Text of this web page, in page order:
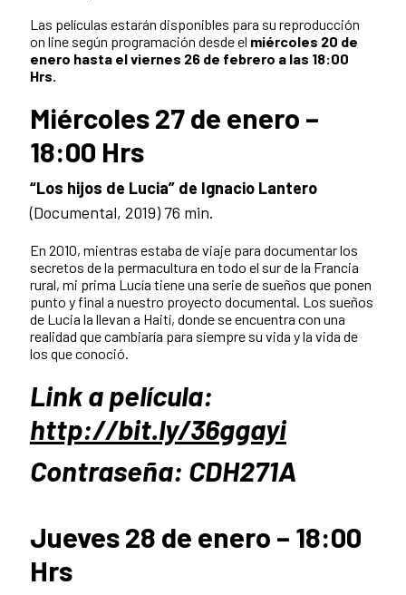
Las películas estarán disponibles para su reproducción
on line según programación desde el miércoles 20 de
enero hasta el viernes 26 de febrero a las 18:00
Hrs.
Miércoles 27 de enero –
18:00 Hrs
“Los hijos de Lucia” de Ignacio Lantero
(Documental, 2019) 76 min.
En 2010, mientras estaba de viaje para documentar los
secretos de la permacultura en todo el sur de la Francia
rural, mi prima Lucía tiene una serie de sueños que ponen
punto y final a nuestro proyecto documental. Los sueños
de Lucia la llevan a Haití, donde se encuentra con una
realidad que cambiaría para siempre su vida y la vida de
los que conoció.
Link a película:
http://bit.ly/36ggayi
Contraseña: CDH271A
Jueves 28 de enero – 18:00
Hrs